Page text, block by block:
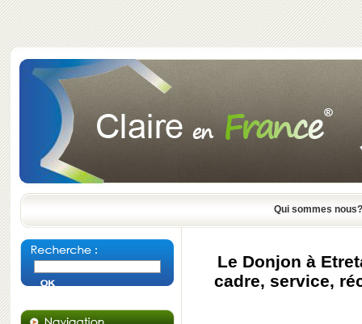
Qui sommes nous?
Le Donjon à
cadre, service,